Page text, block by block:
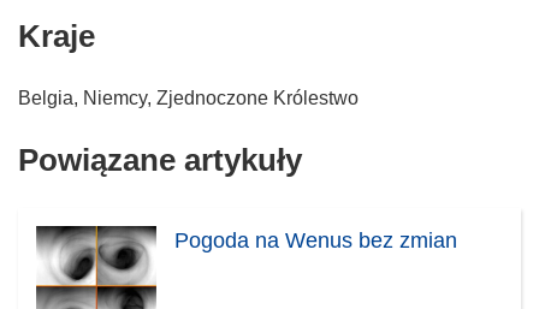
Kraje
Belgia, Niemcy, Zjednoczone Królestwo
Powiązane artykuły
Pogoda na Wenus bez zmian